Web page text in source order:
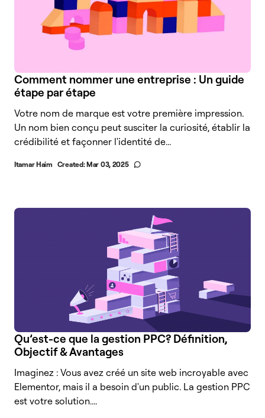
Comment nommer une entreprise : Un guide
étape par étape
Votre nom de marque est votre première impression.
Un nom bien conçu peut susciter la curiosité, établir la
crédibilité et façonner l'identité de...
Itamar Haim Created:Mar 03, 2025
Qu’est-ce que la gestion PPC? Définition,
Objectif & Avantages
Imaginez : Vous avez créé un site web incroyable avec
Elementor, mais il a besoin d'un public. La gestion PPC
est votre solution....